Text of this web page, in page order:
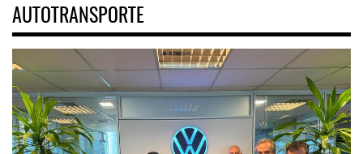
AUTOTRANSPORTE